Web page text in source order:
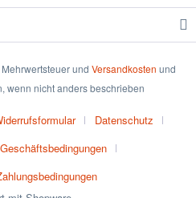
und Versandkosten und
wenn nicht anders beschrieben
Datenschutz